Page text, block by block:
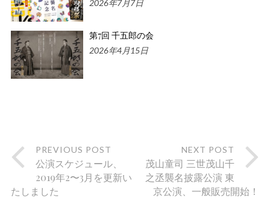
2026年7月7日
第7回 千五郎の会
2026年4月15日
PREVIOUS POST
公演スケジュール、
2019年2〜3月を更新い
たしました
NEXT POST
茂山童司 三世茂山千
之丞襲名披露公演 東
京公演、一般販売開始！